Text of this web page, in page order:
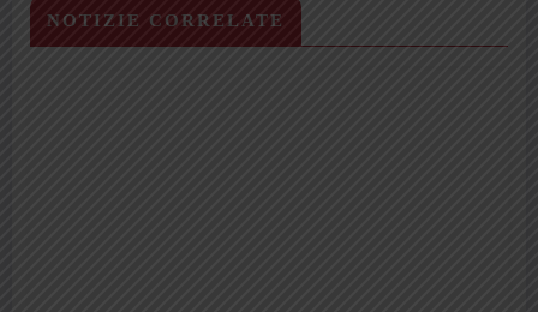
NOTIZIE CORRELATE